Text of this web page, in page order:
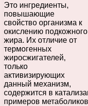
Это ингредиенты,
повышающие
свойство организма к
окислению подкожного
жира. Их отличие от
термогенных
жиросжигателей,
только
активизирующих
данный механизм,
содержится в
примеров